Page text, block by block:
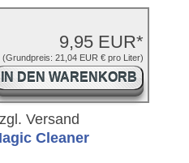
9,95 EUR*
(Grundpreis: 21,04 EUR € pro Liter)
IN DEN WARENKORB